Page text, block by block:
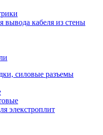
вывода кабеля из стены
силовые разъемы
элекстроплит